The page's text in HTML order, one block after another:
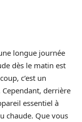
longue journée
dès le matin est
c’est un
Cependant, derrière
essentiel à
chaude. Que vous